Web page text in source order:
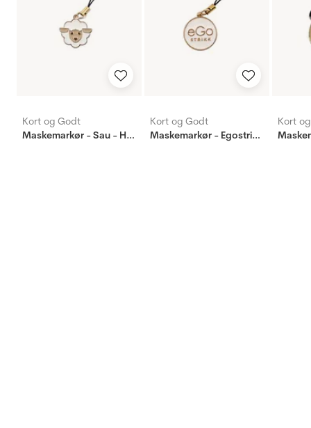
Kort og Godt
Maskemarkør - Sau - Hvit
Kort og Godt
Maskemarkør - Egostrikk - hvit/gull
Kort